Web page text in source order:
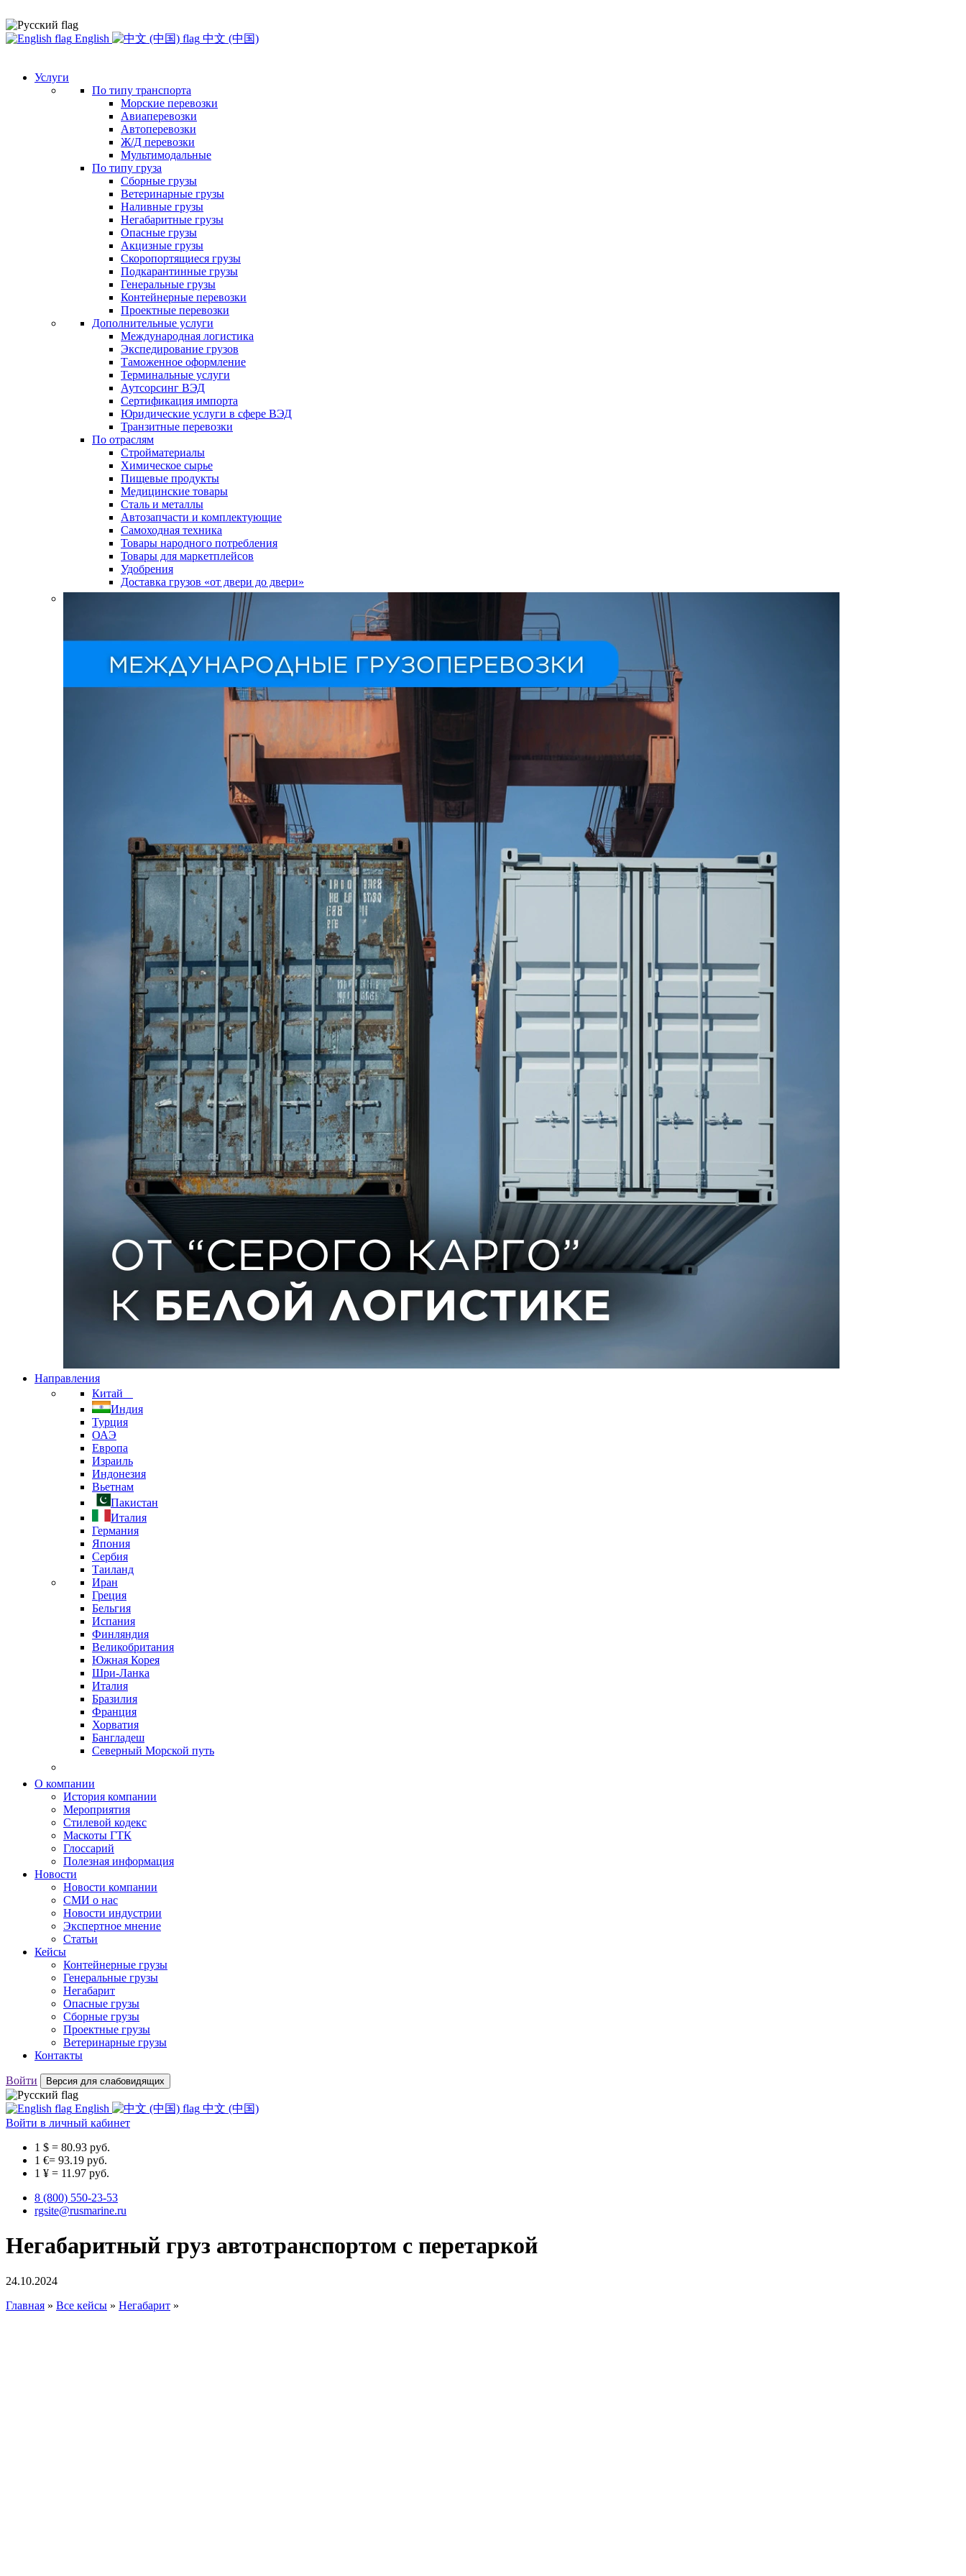
English 中文 (中国)
Услуги
По типу транспорта
Морские перевозки
Авиаперевозки
Автоперевозки
Ж/Д перевозки
Мультимодальные
По типу груза
Сборные грузы
Ветеринарные грузы
Наливные грузы
Негабаритные грузы
Опасные грузы
Акцизные грузы
Скоропортящиеся грузы
Подкарантинные грузы
Генеральные грузы
Контейнерные перевозки
Проектные перевозки
Дополнительные услуги
Международная логистика
Экспедирование грузов
Таможенное оформление
Терминальные услуги
Аутсорсинг ВЭД
Сертификация импорта
Юридические услуги в сфере ВЭД
Транзитные перевозки
По отраслям
Стройматериалы
Химическое сырье
Пищевые продукты
Медицинские товары
Сталь и металлы
Автозапчасти и комплектующие
Самоходная техника
Товары народного потребления
Товары для маркетплейсов
Удобрения
Доставка грузов «от двери до двери»
Направления
Китай
Индия
Турция
ОАЭ
Европа
Израиль
Индонезия
Вьетнам
Пакистан
Италия
Германия
Япония
Сербия
Таиланд
Иран
Греция
Бельгия
Испания
Финляндия
Великобритания
Южная Корея
Шри-Ланка
Италия
Бразилия
Франция
Хорватия
Бангладеш
Северный Морской путь
О компании
История компании
Мероприятия
Стилевой кодекс
Маскоты ГТК
Глоссарий
Полезная информация
Новости
Новости компании
СМИ о нас
Новости индустрии
Экспертное мнение
Статьи
Кейсы
Контейнерные грузы
Генеральные грузы
Негабарит
Опасные грузы
Сборные грузы
Проектные грузы
Ветеринарные грузы
Контакты
Войти Версия для слабовидящих
English
中文 (中国)
Войти в личный кабинет
1 $ = 80.93 руб.
1 €= 93.19 руб.
1 ¥ = 11.97 руб.
8 (800) 550-23-53
rgsite@rusmarine.ru
Негабаритный груз автотранспортом с перетаркой
24.10.2024
Главная » Все кейсы » Негабарит »